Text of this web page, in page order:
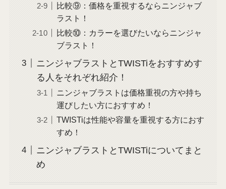
比較⑨：価格を重視するならニンジャブ
ラスト！
比較⑩：カラーを選びたいならニンジャ
ブラスト！
ニンジャブラストとTWISTiをおすすめす
る人をそれぞれ紹介！
ニンジャブラストは価格重視の方や持ち
運びしたい方におすすめ！
TWISTiは性能や容量を重視する方におす
すめ！
ニンジャブラストとTWISTiについてまと
め